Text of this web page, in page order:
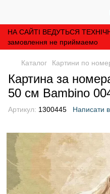
НА САЙТІ ВЕДУТЬСЯ
замовлення не приймаемо
Каталог Картини по
Картина за
50 см Bambino
Артикул: 1300445 Написати